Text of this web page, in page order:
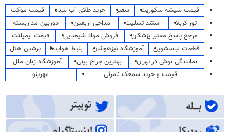
قیمت شیشه سکوریت سفیر خرید طلای آب شده
قیمت موکت
تور کربلا
استند تسلیت مداحی اربعین
دوربین مداربسته
مرجع پاسخ معتبر پزشکان
فروش مواد شیمیایی
قیمت ایمپلنت
قطعات لباسشویی
آموزشگاه تیزهوشان بلیط هواپیما
پرشین هتل
نمایندگی بوش در تهران
بهترین جراح بینی
آموزشگاه زبان ملل
قیمت و خرید سمعک نامرئی
مهرینو